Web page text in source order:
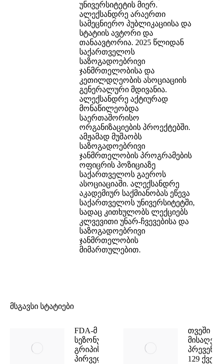
უნივერსიტეტის მიერ.
ალექსანდრე არაერთი
სამეცნიერო პუბლიკაციისა და
სტატიის ავტორი და
თანაავტორია. 2025 წლიდან
საქართველოს
საზოგადოებრივი
ჯანმრთელობისა და
კეთილდღეობის ასოციაციის
გენერალური მდივანია.
ალექსანდრე აქტიურად
მონაწილეობდა
საერთაშორისო
ორგანიზაციების პროექტებში.
ამჟამად მუშაობს
საზოგადოებრივი
ჯანმრთელობის პროგრამების
ოფიცრის პოზიციაზე
საქართველოს გაეროს
ასოციაციაში. ალექსანდრე
აკადემიურ საქმიანობას ეწევა
საქართველოს უნივერსიტეტში,
სადაც კითხულობს ლექციებს
კლვევითი უნარ-ჩვევებისა და
საზოგადოებრივი
ჯანმრთელობის
მიმართულებით.
მსგავსი სტატიები
FDA-მ
სეზონური
გრიპის
პირველი
თვეში
129